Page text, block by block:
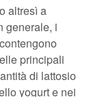
altresì a
generale, i
principali
di lattosio
yogurt e nei